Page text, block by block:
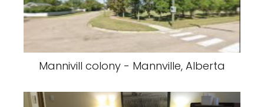
Mannivill colony - Mannville, Alberta